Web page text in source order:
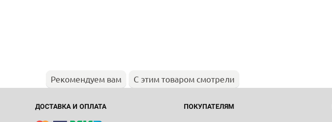
Рекомендуем вам С этим товаром смотрели
ДОСТАВКА И ОПЛАТА ПОКУПАТЕЛЯМ